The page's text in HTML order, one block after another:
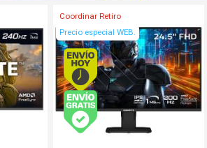
Comprando antes de 13Hs.
(Ver Envíos y Pagos)
Coordinar Retiro
Precio especial WEB.
Envío hoy.
Envío gratis (Ver